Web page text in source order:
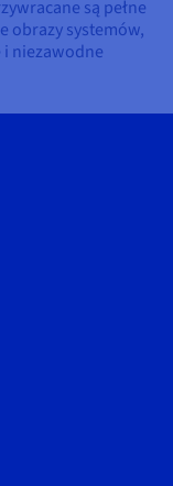
są pełne
obrazy systemów,
i niezawodne